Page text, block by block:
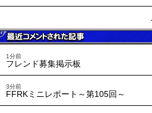
1分前
フレンド募集掲示板
3分前
FFRKミニレポート～第105回～